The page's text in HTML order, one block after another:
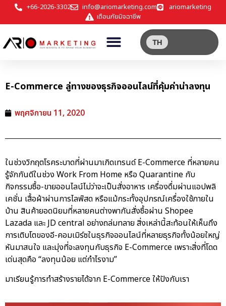
+66-2026-3302 info@ariomarketing.com
ariomarketing
เตือนภัยมิจฉาชีพ
TH
E-Commerce ลู่ทางของธุรกิจออนไลน์ที่คุ้มค่าน่าลงทุน
พฤศจิกายน 11, 2020
ในช่วงวิกฤตโรคระบาดที่ผ่านมาเกิดเทรนด์ E-Commerce ที่หลายคน
รู้จักกันดีในช่วง Work From Home หรือ Quarantine กับ
กิจกรรมซื้อ-ขายออนไลน์ไม่ว่าจะเป็นสั่งอาหาร เครื่องดื่มผ่านแอปพลิ
เคชั่น เสื้อผ้าผ่านการไลฟ์สด หรือแม้กระทั้งอุปกรณ์เครื่องใช้ภายใน
บ้าน สินค้ายอดนิยมที่หลายคนต่างพากันสั่งซื้อผ่าน Shopee
Lazada และJD central อย่างถล่มทลาย สิ่งเหล่านี้สะท้อนให้เห็นถึง
การเติบโตของอี-คอมเมิร์ซในธุรกิจออนไลน์ที่หลายธุรกิจทั้งน้อยใหญ่
หันมาสนใจ และมุ่งที่จะลงทุนกับธุรกิจ E-Commerce เพราะสิ่งที่โดด
เด่นสุดคือ “ลงทุนน้อย แต่กำไรงาม”
มาเรียนรู้การทำสร้างรายได้จาก E-Commerce ให้ปังกับเรา